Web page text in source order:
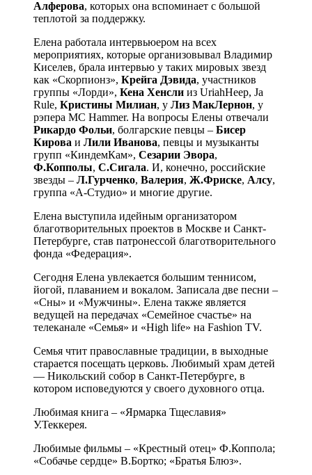
Алферова, которых она вспоминает с большой
теплотой за поддержку.
Елена работала интервьюером на всех
мероприятиях, которые организовывал Владимир
Киселев, брала интервью у таких мировых звезд
как «Скорпионз», Крейга Дэвида, участников
группы «Лорди», Кена Хенсли из UriahHeep, Ja
Rule, Кристины Милиан, у Лиз МакЛернон, у
рэпера MC Hammer. На вопросы Елены отвечали
Рикардо Фольи, болгарские певцы – Бисер
Кирова и Лили Иванова, певцы и музыканты
групп «КиндемКам», Сезарии Эвора,
Ф.Копполы, С.Сигала. И, конечно, российские
звезды – Л.Гурченко, Валерия, Ж.Фриске, Алсу,
группа «А-Студио» и многие другие.
Елена выступила идейным организатором
благотворительных проектов в Москве и Санкт-
Петербурге, став патронессой благотворительного
фонда «Федерация».
Сегодня Елена увлекается большим теннисом,
йогой, плаванием и вокалом. Записала две песни –
«Сны» и «Мужчины». Елена также является
ведущей на передачах «Семейное счастье» на
телеканале «Семья» и «High life» на Fashion TV.
Семья чтит православные традиции, в выходные
старается посещать церковь. Любимый храм детей
— Никольский собор в Санкт-Петербурге, в
котором исповедуются у своего духовного отца.
Любимая книга – «Ярмарка Тщеславия»
У.Теккерея.
Любимые фильмы – «Крестный отец» Ф.Коппола;
«Собачье сердце» В.Бортко; «Братья Блюз».